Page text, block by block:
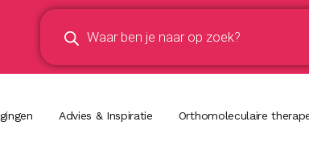
Advies & Inspiratie Orthomoleculaire